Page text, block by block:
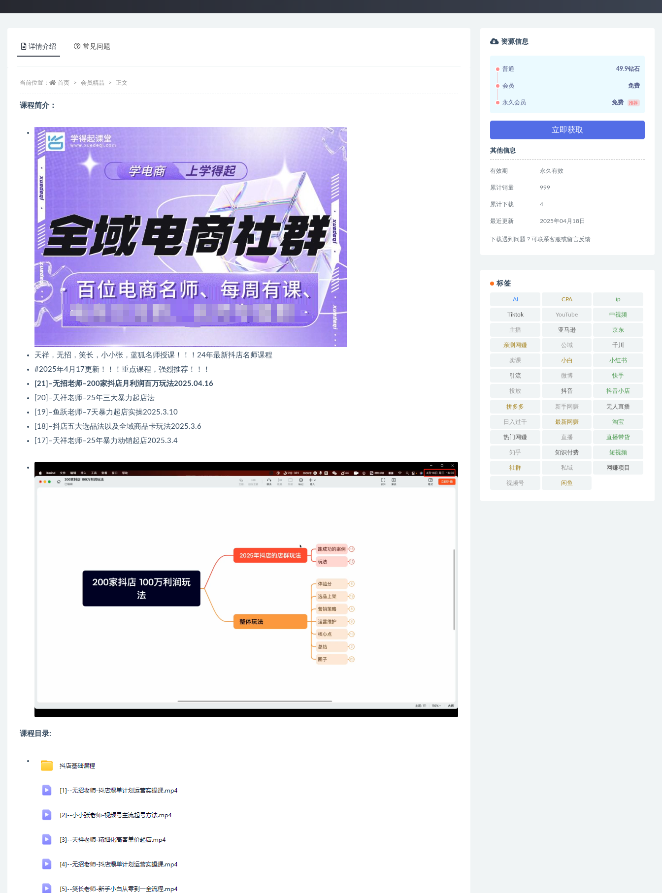
详情介绍 常见问题
当前位置： 首页 会员精品 正文
课程简介：
天祥，无招，笑长，小小张，蓝狐名师授课！！！24年最新抖店名师课程
#2025年4月17更新！！！重点课程，强烈推荐！！！
[21]–无招老师–200家抖店月利润百万玩法2025.04.16
[20]–天祥老师–25年三大暴力起店法
[19]–鱼跃老师–7天暴力起店实操2025.3.10
[18]–抖店五大选品法以及全域商品卡玩法2025.3.6
[17]–天祥老师–25年暴力动销起店2025.3.4
课程目录:
资源信息
普通 49.9钻石
会员 免费
永久会员 免费 推荐
立即获取
其他信息
有效期 永久有效
累计销量 999
累计下载 4
最近更新 2025年04月18日
下载遇到问题？可联系客服或留言反馈
标签
AI CPA ip
Tiktok YouTube 中视频
主播 亚马逊 京东
亲测网赚 公域 千川
卖课 小白 小红书
引流 微博 快手
投放 抖音 抖音小店
拼多多 新手网赚 无人直播
日入过千 最新网赚 淘宝
热门网赚 直播 直播带货
知乎 知识付费 短视频
社群 私域 网赚项目
视频号 闲鱼